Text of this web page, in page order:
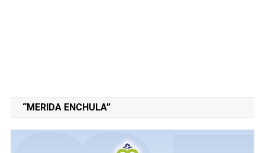
“MERIDA ENCHULA”